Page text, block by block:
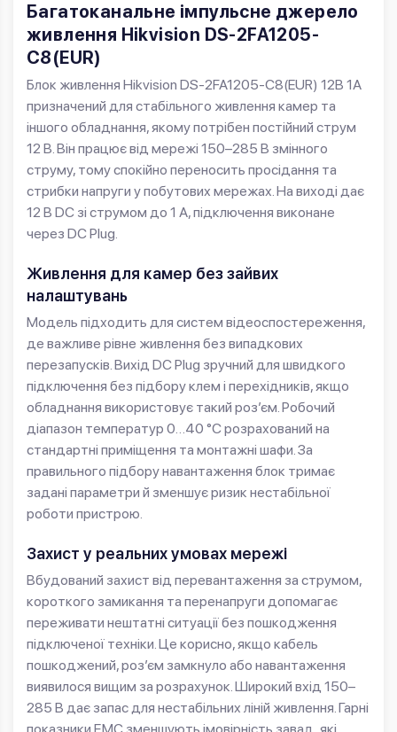
Багатоканальне імпульсне джерело
живлення Hikvision DS-2FA1205-
C8(EUR)
Блок живлення Hikvision DS-2FA1205-C8(EUR) 12В 1А
призначений для стабільного живлення камер та
іншого обладнання, якому потрібен постійний струм
12 В. Він працює від мережі 150–285 В змінного
струму, тому спокійно переносить просідання та
стрибки напруги у побутових мережах. На виході дає
12 В DC зі струмом до 1 А, підключення виконане
через DC Plug.
Живлення для камер без зайвих
налаштувань
Модель підходить для систем відеоспостереження,
де важливе рівне живлення без випадкових
перезапусків. Вихід DC Plug зручний для швидкого
підключення без підбору клем і перехідників, якщо
обладнання використовує такий роз’єм. Робочий
діапазон температур 0…40 °C розрахований на
стандартні приміщення та монтажні шафи. За
правильного підбору навантаження блок тримає
задані параметри й зменшує ризик нестабільної
роботи пристрою.
Захист у реальних умовах мережі
Вбудований захист від перевантаження за струмом,
короткого замикання та перенапруги допомагає
переживати нештатні ситуації без пошкодження
підключеної техніки. Це корисно, якщо кабель
пошкоджений, роз’єм замкнуло або навантаження
виявилося вищим за розрахунок. Широкий вхід 150–
285 В дає запас для нестабільних ліній живлення. Гарні